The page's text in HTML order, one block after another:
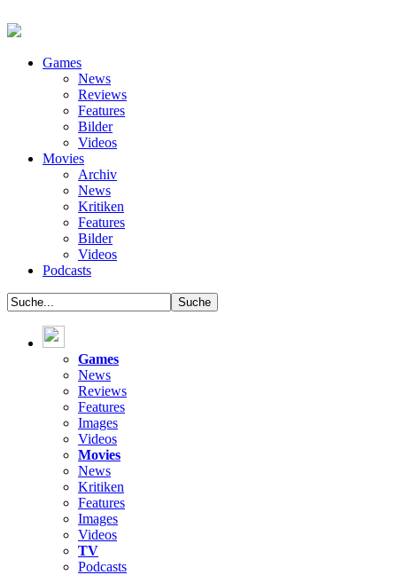
Games
News
Reviews
Features
Bilder
Videos
Movies
Archiv
News
Kritiken
Features
Bilder
Videos
Podcasts
Games
News
Reviews
Features
Images
Videos
Movies
News
Kritiken
Features
Images
Videos
TV
Podcasts